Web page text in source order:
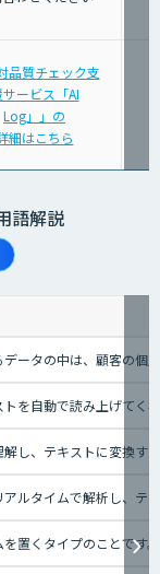
品質チェック支
ービス「AI
Log」」の
細はこちら
語解説
ータの中は、顧客の個
トを自動で読み上げてく
解し、テキストに変換
ルタイムで解析し、テ
を置くタイプのことです